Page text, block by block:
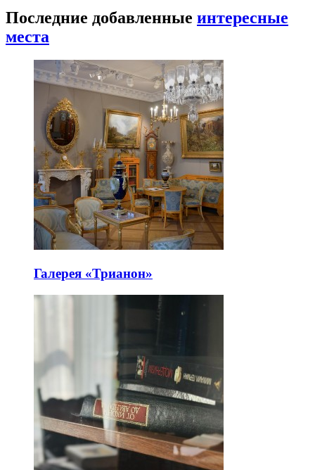
Последние добавленные интересные
места
Галерея «Трианон»